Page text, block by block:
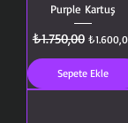
Purple Kartuş
Normal Fiyat
₺1.750,00 İndirimli
Sepete Ekle